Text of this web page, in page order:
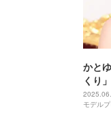
かと
くり
グ”に
モデル